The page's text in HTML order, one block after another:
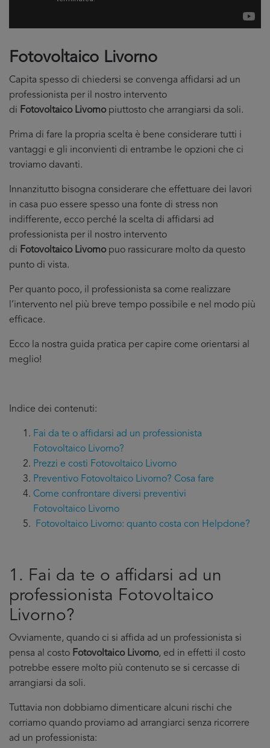
Fotovoltaico Livorno
Capita spesso di chiedersi se convenga affidarsi ad un
professionista per il nostro intervento
di Fotovoltaico Livornopiuttosto che arrangiarsi da soli.
Prima di fare la propria scelta è bene considerare tutti i
vantaggi e gli inconvienti di entrambe le opzioni che ci
troviamo davanti.
Innanzitutto bisogna considerare che effettuare dei lavori
in casa puo essere spesso una fonte di stress non
indifferente, ecco perché la scelta di affidarsi ad
professionista per il nostro intervento
di Fotovoltaico Livorno puo rassicurare molto da questo
punto di vista.
Per quanto poco, il professionista sa come realizzare
l’intervento nel più breve tempo possibile e nel modo più
efficace.
Ecco la nostra guida pratica per capire come orientarsi al
meglio!
Indice dei contenuti:
Fai da te o affidarsi ad un professionista
Fotovoltaico Livorno?
Prezzi e costi Fotovoltaico Livorno
Preventivo Fotovoltaico Livorno? Cosa fare
Come confrontare diversi preventivi
Fotovoltaico Livorno
Fotovoltaico Livorno: quanto costa con Helpdone?
1. Fai da te o affidarsi ad un
professionista Fotovoltaico
Livorno?
Ovviamente, quando ci si affida ad un professionista si
pensa al costo Fotovoltaico Livorno, ed in effetti il costo
potrebbe essere molto più contenuto se si cercasse di
arrangiarsi da soli.
Tuttavia non dobbiamo dimenticare alcuni rischi che
corriamo quando proviamo ad arrangiarci senza ricorrere
ad un professionista: